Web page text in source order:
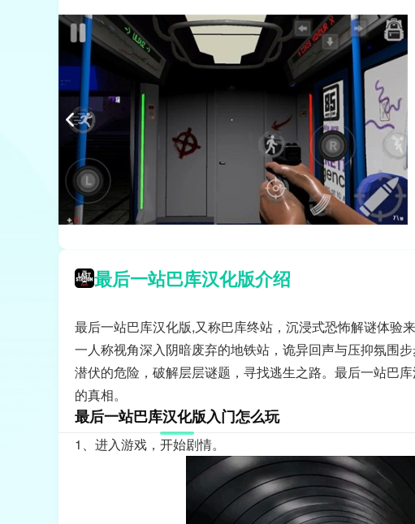
最后一站巴库汉化版介绍
最后一站巴库汉化版,又称巴库终站，沉浸式恐怖解谜体验
一人称视角深入阴暗废弃的地铁站，诡异回声与压抑氛围
潜伏的危险，破解层层谜题，寻找逃生之路。最后一站巴
的真相。
最后一站巴库汉化版入门怎么玩
1、进入游戏，开始剧情。